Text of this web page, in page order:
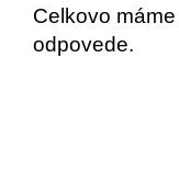
Celkovo
odpovede.